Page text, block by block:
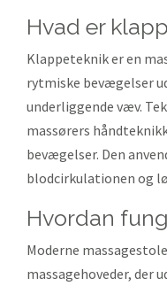
hvad er
Klappeteknik er en
rytmiske bevægelser
underliggende væv.
massørers
bevægelser. Den
blodcirkulationen og
hvordan
Moderne
massagehoveder, der